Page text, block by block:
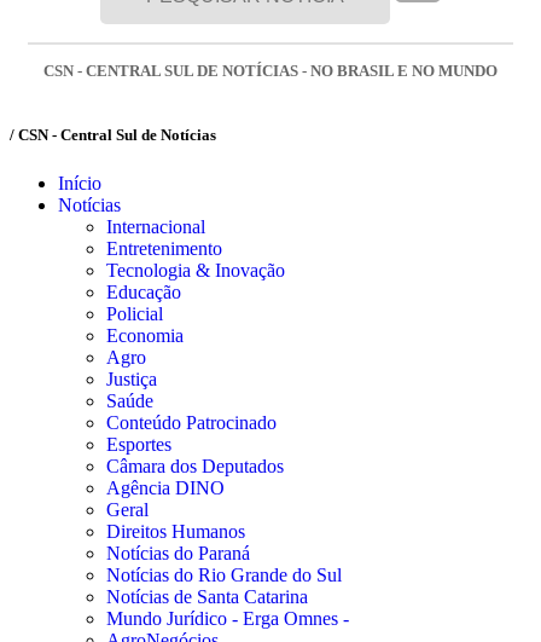
CSN - CENTRAL SUL DE NOTÍCIAS - NO BRASIL E NO MUNDO
/ CSN - Central Sul de Notícias
Início
Notícias
Internacional
Entretenimento
Tecnologia & Inovação
Educação
Policial
Economia
Agro
Justiça
Saúde
Conteúdo Patrocinado
Esportes
Câmara dos Deputados
Agência DINO
Geral
Direitos Humanos
Notícias do Paraná
Notícias do Rio Grande do Sul
Notícias de Santa Catarina
Mundo Jurídico - Erga Omnes -